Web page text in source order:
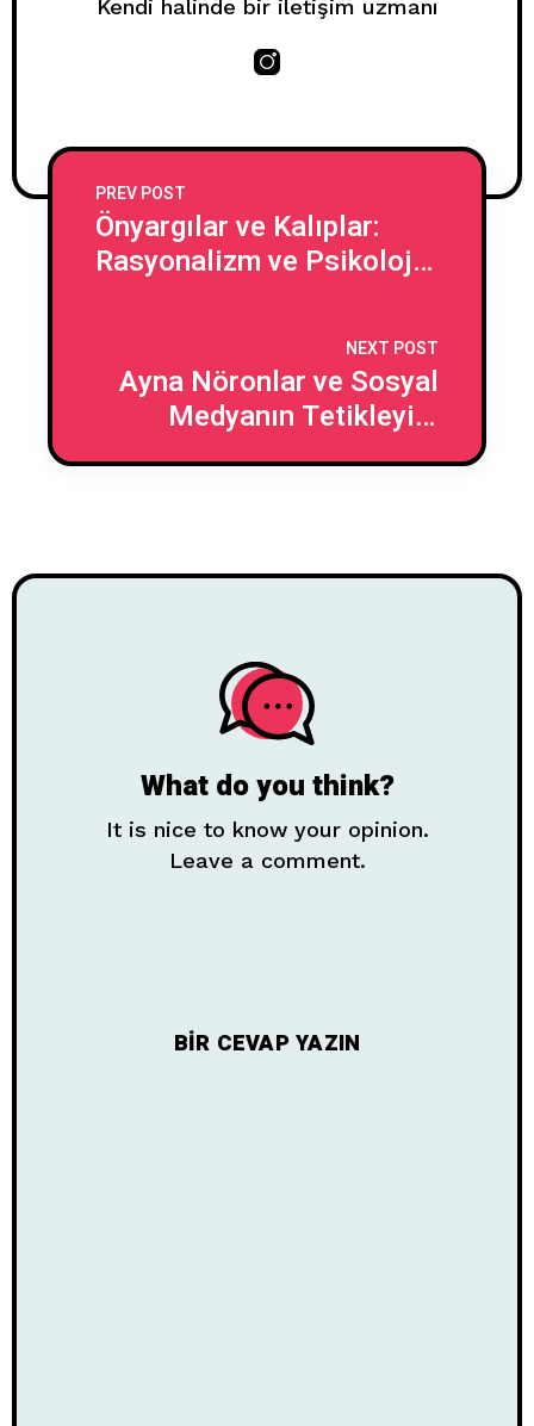
Kendi halinde bir iletişim uzmanı
PREV POST
Önyargılar ve Kalıplar:
Rasyonalizm ve Psikolojik
NEXT POST
Ayna Nöronlar ve Sosyal
Medyanın Tetikleyici
Etkileri
What do you think?
It is nice to know your opinion.
Leave a comment.
BIR CEVAP YAZIN